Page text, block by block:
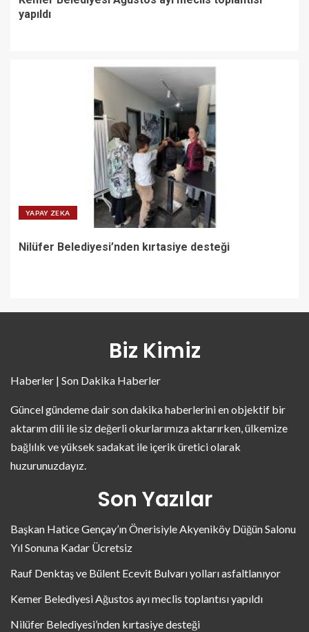
yapıldı
YAPAY ZEKA
Nilüfer Belediyesi’nden kırtasiye desteği
Biz Kimiz
Haberler | Son Dakika Haberler
Güncel gündeme dair son dakika haberlerini en objektif bir
aktarım dili ile siz değerli okurlarımıza aktarırken, ülkemize
bağlılık ve yüksek sadakat ile içerik üretici olarak
huzurunuzdayız.
Son Yazılar
Başkan Hatice Gençay’ın Önerisiyle Akyeniköy Düğün Salonu
Yıl Sonuna Kadar Ücretsiz
Rauf Denktaş ve Bülent Ecevit Bulvarı yolları asfaltlanıyor
Kemer Belediyesi Ağustos ayı meclis toplantısı yapıldı
Nilüfer Belediyesi’nden kırtasiye desteği